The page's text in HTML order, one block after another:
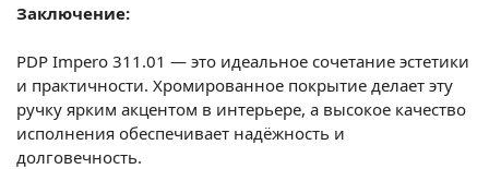
Заключение:
PDP Impero 311.01 — это идеальное сочетание эстетики
и практичности. Хромированное покрытие делает эту
ручку ярким акцентом в интерьере, а высокое качество
исполнения обеспечивает надёжность и
долговечность.